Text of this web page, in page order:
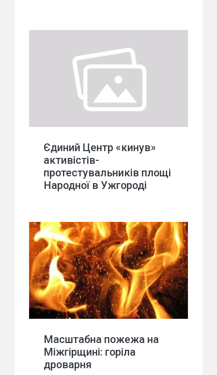
Єдиний Центр «кинув»
активістів-
протестувальників площі
Народної в Ужгороді
Масштабна пожежа на
Міжгірщині: горіла
дроварня